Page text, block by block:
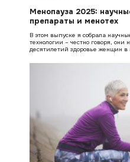
Менопауза 2025:
препараты и менотех
В этом выпуске я собрала
технологии – честно говоря,
десятилетий здоровье женщин в